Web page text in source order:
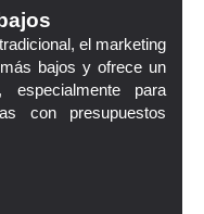
el marketing
bajos y ofrece un
para
con presupuestos